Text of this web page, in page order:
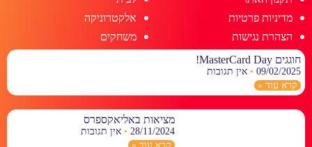
מדיניות פרטיות
הצהרת נגישות
אלקטרוניקה
משחקים
חוגגים MasterCard Day!
09/02/2025
אין תגובות
קרא עוד »
מציאות באליאקספרס
28/11/2024 אין תגובות